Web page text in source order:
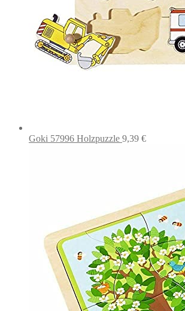
Goki 57996 Holzpuzzle 9,39 €